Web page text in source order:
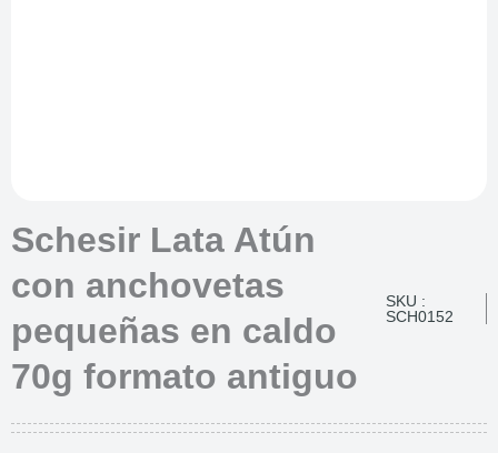
Schesir Lata Atún
con anchovetas
pequeñas en caldo
70g formato antiguo
SKU :
SCH0152